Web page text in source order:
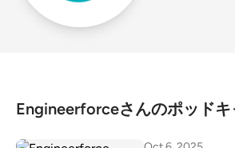
Engineerforceさんのポッドキ